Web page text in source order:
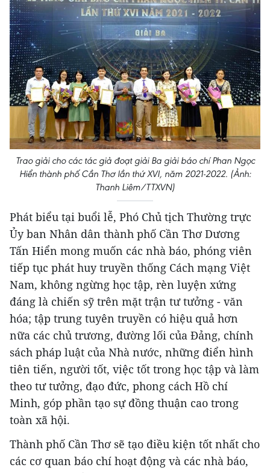
Trao giải cho các tác giả đoạt giải Ba giải báo chí Phan Ngọc
Hiển thành phố Cần Thơ lần thứ XVI, năm 2021-2022. (Ảnh:
Thanh Liêm/TTXVN)
Phát biểu tại buổi lễ, Phó Chủ tịch Thường trực
Ủy ban Nhân dân thành phố Cần Thơ Dương
Tấn Hiển mong muốn các nhà báo, phóng viên
tiếp tục phát huy truyền thống Cách mạng Việt
Nam, không ngừng học tập, rèn luyện xứng
đáng là chiến sỹ trên mặt trận tư tưởng - văn
hóa; tập trung tuyên truyền có hiệu quả hơn
nữa các chủ trương, đường lối của Đảng, chính
sách pháp luật của Nhà nước, những điển hình
tiên tiến, người tốt, việc tốt trong học tập và làm
theo tư tưởng, đạo đức, phong cách Hồ chí
Minh, góp phần tạo sự đồng thuận cao trong
toàn xã hội.
Thành phố Cần Thơ sẽ tạo điều kiện tốt nhất cho
các cơ quan báo chí hoạt động và các nhà báo,